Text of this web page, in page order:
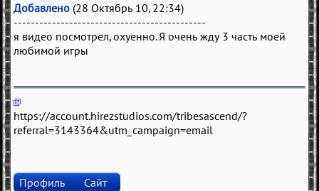
Добавлено (28 Октябрь 10, 22:34)
---------------------------------------------
я видео посмотрел, охуенно. Я очень жду 3 часть моей
любимой игры
https://account.hirezstudios.com/tribesascend/?
referral=3143364&utm_campaign=email
Профиль Сайт